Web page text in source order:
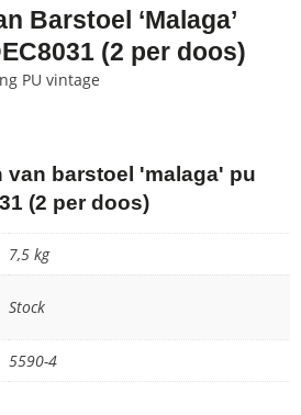
Barstoel ‘Malaga’
(2 per doos)
PU vintage
van barstoel 'malaga' pu
(2 per doos)
7,5 kg
Stock
5590-4